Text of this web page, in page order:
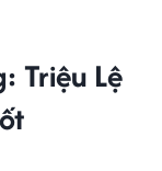
Triệu Lệ